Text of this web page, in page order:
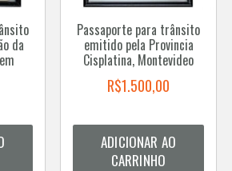
da
Passaporte para trânsito
emitido pela Provincia
Cisplatina, Montevideo
R$1.500,00
ADICIONAR AO
CARRINHO